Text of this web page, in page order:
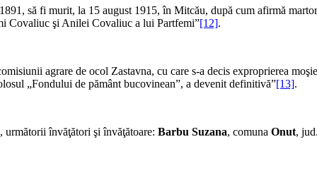
să fi murit, la 15 august 1915, în Mitcău, după cum afirmă
Covaliuc şi Anilei Covaliuc a lui Partfemi”[12].
agrare de ocol Zastavna, cu care s-a decis exproprierea
„Fondului de pământ bucovinean”, a devenit definitivă”[13].
, următorii învăţători şi învăţătoare: Barbu Suzana, comuna Onut,